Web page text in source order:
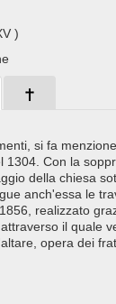
)
si fa
1304. Con la
della chiesa
anch'essa le
realizzato
il quale
opera dei